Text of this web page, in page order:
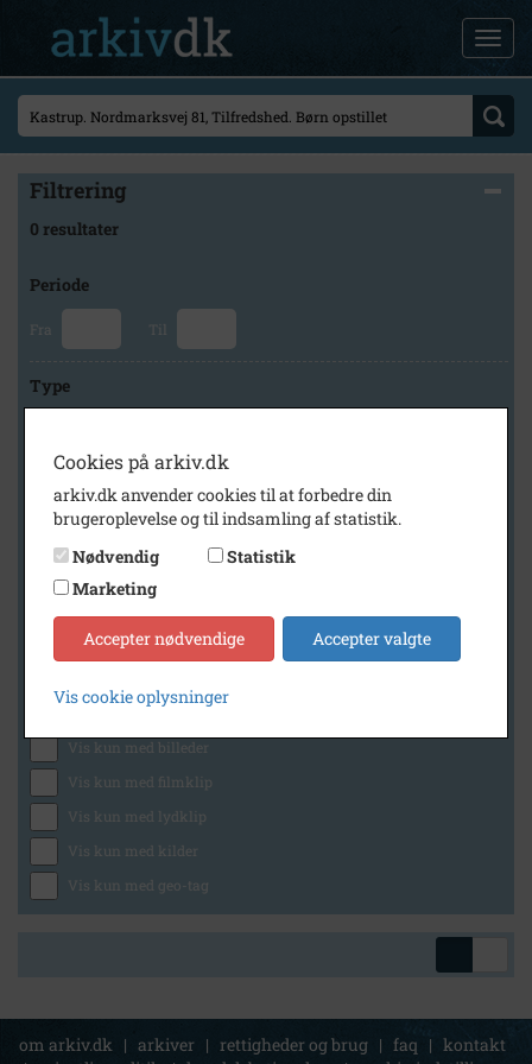
Filtrering
0 resultater
Periode
Fra Til
Type
Arkiv
Tårnby Stads- og Lokalarkiv
Generelt
Vis kun med billeder
Vis kun med filmklip
Vis kun med lydklip
Vis kun med kilder
Vis kun med geo-tag
om arkiv.dk | arkiver | rettigheder og brug | faq | kontakt
Cookies på arkiv.dk
arkiv.dk anvender cookies til at forbedre din
brugeroplevelse og til indsamling af statistik.
Nødvendig
Statistik
Marketing
Accepter nødvendige Accepter valgte
Vis cookie oplysninger